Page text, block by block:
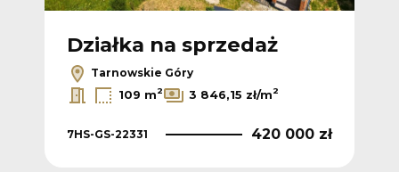
Działka na sprzedaż
Tarnowskie Góry
109 m2 3 846,15 zł/m2
7HS-GS-22331 420 000 zł